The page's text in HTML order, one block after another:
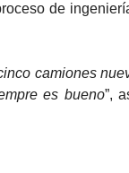
de
camiones
es bueno”,